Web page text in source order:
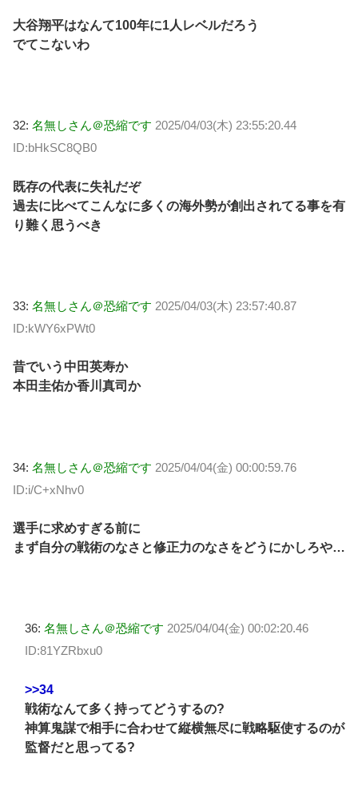
大谷翔平はなんて100年に1人レベルだろう
でてこないわ
32: 名無しさん＠恐縮です 2025/04/03(木) 23:55:20.44
ID:bHkSC8QB0
既存の代表に失礼だぞ
過去に比べてこんなに多くの海外勢が創出されてる事を有
り難く思うべき
33: 名無しさん＠恐縮です 2025/04/03(木) 23:57:40.87
ID:kWY6xPWt0
昔でいう中田英寿か
本田圭佑か香川真司か
34: 名無しさん＠恐縮です 2025/04/04(金) 00:00:59.76
ID:i/C+xNhv0
選手に求めすぎる前に
まず自分の戦術のなさと修正力のなさをどうにかしろや…
36: 名無しさん＠恐縮です 2025/04/04(金) 00:02:20.46
ID:81YZRbxu0
>>34
戦術なんて多く持ってどうするの?
神算鬼謀で相手に合わせて縦横無尽に戦略駆使するのが
監督だと思ってる?